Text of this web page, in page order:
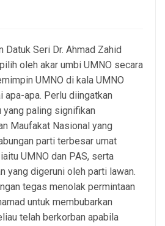
Datuk Seri Dr. Ahmad Zahid
oleh akar umbi UMNO secara
UMNO di kala UMNO
apa-apa. Perlu diingatkan
yang paling signifikan
Maufakat Nasional yang
parti terbesar umat
UMNO dan PAS, serta
yang digeruni oleh parti lawan.
tegas menolak permintaan
untuk membubarkan
telah berkorban apabila